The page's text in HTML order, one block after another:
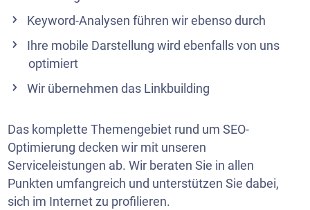
Keyword-Analysen führen wir ebenso durch
Ihre mobile Darstellung wird ebenfalls von uns
optimiert
Wir übernehmen das Linkbuilding
Das komplette Themengebiet rund um SEO-
Optimierung decken wir mit unseren
Serviceleistungen ab. Wir beraten Sie in allen
Punkten umfangreich und unterstützen Sie dabei,
sich im Internet zu profilieren.